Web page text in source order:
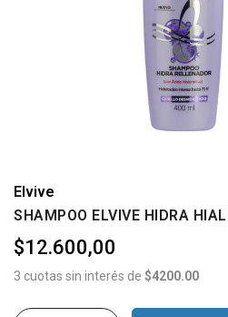
Elvive
SHAMPOO ELVIVE HIDRA
$12.600,00
3 cuotas sin interés de $4200.00